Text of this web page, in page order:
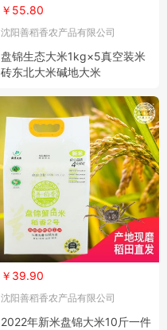
￥55.80
沈阳善稻香农产品有限公司
盘锦生态大米1kg×5真空装米
砖东北大米碱地大米
￥39.90
沈阳善稻香农产品有限公司
2022年新米盘锦大米10斤一件